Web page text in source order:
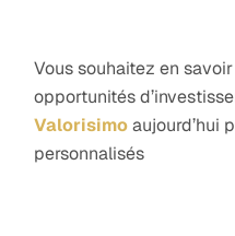
Vous souhaitez en
opportunités
Valorisimoaujourd’hui
personnalisés